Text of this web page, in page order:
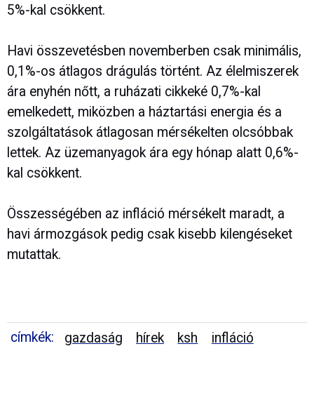
5%-kal csökkent.
Havi összevetésben novemberben csak minimális,
0,1%-os átlagos drágulás történt. Az élelmiszerek
ára enyhén nőtt, a ruházati cikkeké 0,7%-kal
emelkedett, miközben a háztartási energia és a
szolgáltatások átlagosan mérsékelten olcsóbbak
lettek. Az üzemanyagok ára egy hónap alatt 0,6%-
kal csökkent.
Összességében az infláció mérsékelt maradt, a
havi ármozgások pedig csak kisebb kilengéseket
mutattak.
címkék: gazdaság hírek ksh infláció